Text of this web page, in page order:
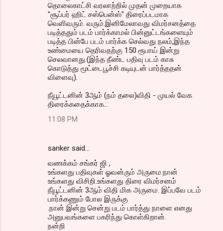
தொலைகாட்சி வரலாற்றில் முதன் முறையாக
"சூப்பர் ஹிட் சஸ்பென்ஸ்" திரைப்படமாக
வெளிவரும். வரும்.இனிமேலாவது விமர்சனத்தை
படித்ததும் படம் பார்க்காமல் பின்னுட்டங்களையும்
படித்த பின்பே படம் பார்க்க செல்வது நலம்,இந்த
உண்மையை தெரிவதற்கு 150 ரூபாய் இன்று
செலவானது.(இந்த நீண்ட பதிவு படம் காசு
கொடுத்து மூட்டைபூச்சி கடியுடன் பார்த்ததன்
விளைவு).
நீயூட்டனின் 3ஆம் (நம் தலை)விதி - முயல் வேக
திரைக்கதைக்காக...
11:08 PM
sanker said…
வணக்கம் சங்கர் ஜி ,
உங்களது பதிவுகள் ஓவன்ரும் அருமை.நான்
உங்களது விசிறி.உங்களது திரை விமர்சனம்
நீயூட்டனின் 3ஆம் விதி மிக அருமை. இப்பவே படம்
பார்க்கணும் போல இருக்கு
.நான் இன்று சென்று படம் பார்த்து நாளை எனது
அனுபவங்களை பகரிந்து கொள்கிறான்.
நன்றி